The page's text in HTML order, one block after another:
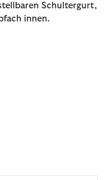
Schultergurt,
innen.